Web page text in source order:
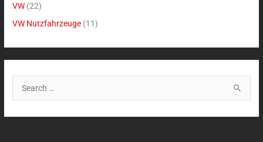
VW (22)
VW Nutzfahrzeuge (11)